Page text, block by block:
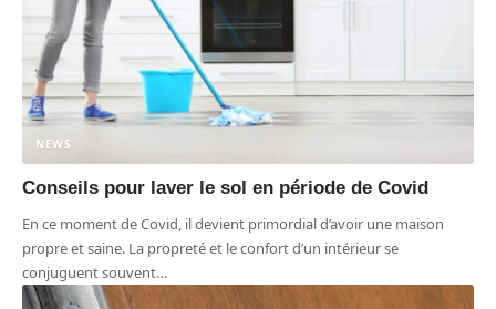
NEWS
Conseils pour laver le sol en période de Covid
En ce moment de Covid, il devient primordial d’avoir une maison
propre et saine. La propreté et le confort d’un intérieur se
conjuguent souvent…